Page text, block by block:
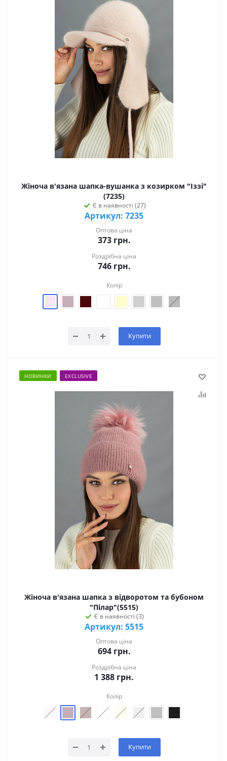
Жіноча в'язана шапка-вушанка з козирком "Іззі"
(7235)
Є в наявності (27)
Артикул: 7235
Оптова ціна
373грн.
Роздрібна ціна
746грн.
Колір
Купити
НОВИНКИ EXCLUSIVE
Жіноча в'язана шапка з відворотом та бубоном
"Пілар"(5515)
Є в наявності (3)
Артикул: 5515
Оптова ціна
694грн.
Роздрібна ціна
1 388 грн.
Колір
Купити